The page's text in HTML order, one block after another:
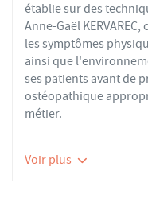
établie sur des
Anne-Gaël
les symptômes
ainsi que
ses patients avant de
ostéopathique
métier.
thérapeutiques
Voir plus